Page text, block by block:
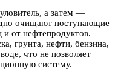
а затем —
очищают поступающие
и от нефтепродуктов.
грунта, нефти, бензина,
что не позволяет
систему.